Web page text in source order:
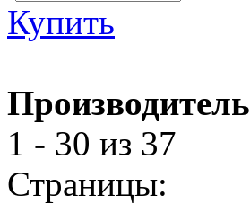
Купить
Производитель
1 - 30 из 37
Страницы: